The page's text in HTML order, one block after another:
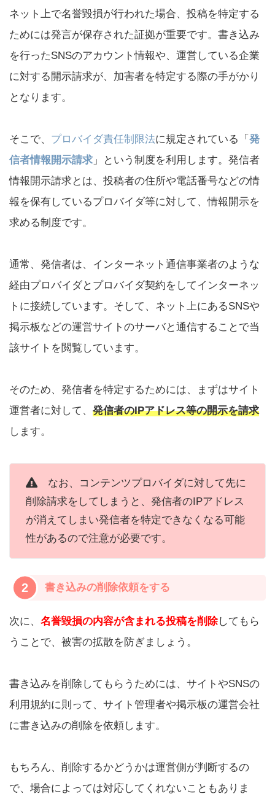
ネット上で名誉毀損が行われた場合、投稿を特定する
ためには発言が保存された証拠が重要です。書き込み
を行ったSNSのアカウント情報や、運営している企業
に対する開示請求が、加害者を特定する際の手がかり
となります。
そこで、 プロバイダ責任制限法に規定されている「 発
信者情報開示請求 」という制度を利用します。発信者
情報開示請求とは、投稿者の住所や電話番号などの情
報を保有しているプロバイダ等に対して、情報開示を
求める制度です。
通常、発信者は、インターネット通信事業者のような
経由プロバイダとプロバイダ契約をしてインターネッ
トに接続しています。そして、ネット上にあるSNSや
掲示板などの運営サイトのサーバと通信することで当
該サイトを閲覧しています。
そのため、発信者を特定するためには、まずはサイト
運営者に対して、 発信者のIPアドレス等の開示を請求
します。
なお、コンテンツプロバイダに対して先に
削除請求をしてしまうと、発信者のIPアドレス
が消えてしまい発信者を特定できなくなる可能
性があるので注意が必要です。
2 書き込みの削除依頼をする
次に、 名誉毀損の内容が含まれる投稿を削除してもら
うことで、被害の拡散を防ぎましょう。
書き込みを削除してもらうためには、サイトやSNSの
利用規約に則って、サイト管理者や掲示板の運営会社
に書き込みの削除を依頼します。
もちろん、削除するかどうかは運営側が判断するの
で、場合によっては対応してくれないこともありま